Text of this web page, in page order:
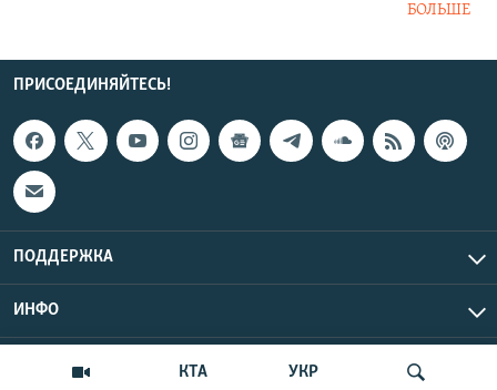
КТА УКР
БОЛЬШЕ
ПРИСОЕДИНЯЙТЕСЬ!
ПОДДЕРЖКА
ИНФО
Copyright Крым.Реалии, 2026 | Все права защищены.
UTC+3